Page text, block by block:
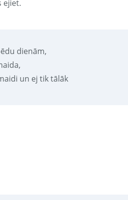
ejiet.
dienām,
un ej tik tālāk